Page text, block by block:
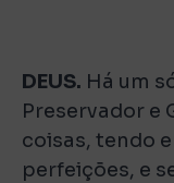
DEUS. Há um
Preservador e
coisas, tendo
perfeições, e